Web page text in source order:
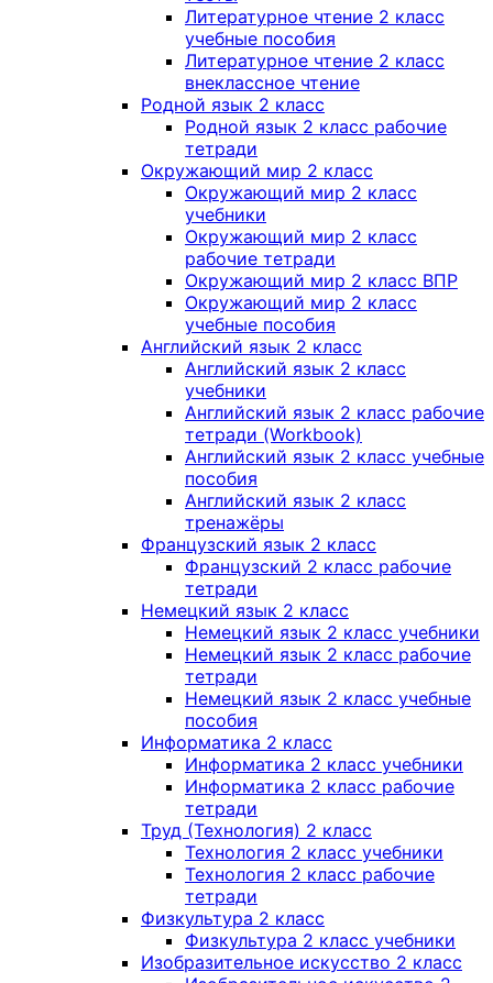
Литературное чтение 2 класс
учебные пособия
Литературное чтение 2 класс
внеклассное чтение
Родной язык 2 класс
Родной язык 2 класс рабочие
тетради
Окружающий мир 2 класс
Окружающий мир 2 класс
учебники
Окружающий мир 2 класс
рабочие тетради
Окружающий мир 2 класс ВПР
Окружающий мир 2 класс
учебные пособия
Английский язык 2 класс
Английский язык 2 класс
учебники
Английский язык 2 класс рабочие
тетради (Workbook)
Английский язык 2 класс учебные
пособия
Английский язык 2 класс
тренажёры
Французский язык 2 класс
Французский 2 класс рабочие
тетради
Немецкий язык 2 класс
Немецкий язык 2 класс учебники
Немецкий язык 2 класс рабочие
тетради
Немецкий язык 2 класс учебные
пособия
Информатика 2 класс
Информатика 2 класс учебники
Информатика 2 класс рабочие
тетради
Труд (Технология) 2 класс
Технология 2 класс учебники
Технология 2 класс рабочие
тетради
Физкультура 2 класс
Физкультура 2 класс учебники
Изобразительное искусство 2 класс